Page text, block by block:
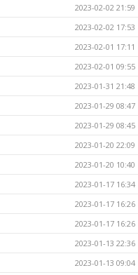
2023-02-02 21:59
2023-02-02 17:53
2023-02-01 17:11
2023-02-01 09:55
2023-01-31 21:48
2023-01-29 08:47
2023-01-29 08:45
2023-01-20 22:09
2023-01-20 10:40
2023-01-17 16:34
2023-01-17 16:26
2023-01-17 16:26
2023-01-13 22:36
2023-01-13 09:04